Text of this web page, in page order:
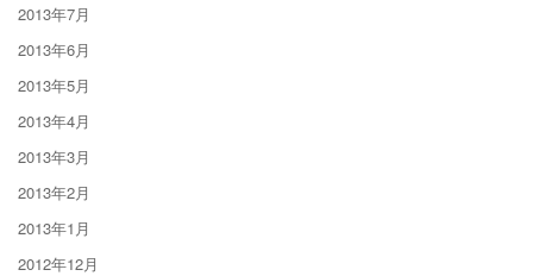
2013年7月
2013年6月
2013年5月
2013年4月
2013年3月
2013年2月
2013年1月
2012年12月